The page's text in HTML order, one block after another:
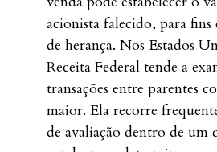
acionista falecido, para
de herança. Nos Estados
Receita Federal tende a
transações entre parentes
maior. Ela recorre
de avaliação dentro de um